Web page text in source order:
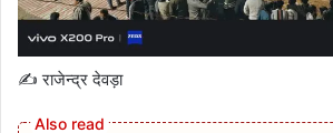
✍️ राजेन्द्र देवड़ा